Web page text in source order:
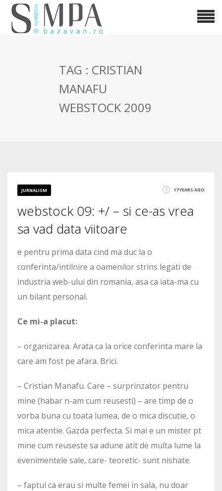
TAG : CRISTIAN
MANAFU
WEBSTOCK 2009
JURNALISM 17 YEARS AGO
webstock 09: +/ – si ce-as vrea
sa vad data viitoare
e pentru prima data cind ma duc la o
conferinta/intilnire a oamenilor strins legati de
industria web-ului din romania, asa ca iata-ma cu
un bilant personal.
Ce mi-a placut:
– organizarea. Arata ca la orice conferinta mare la
care am fost pe afara. Brici.
– Cristian Manafu. Care – surprinzator pentru
mine (habar n-am cum reusesti) – are timp de o
vorba buna cu toata lumea, de o mica discutie, o
mica atentie. Gazda perfecta. Si mai e un mister pt
mine cum reuseste sa adune atit de multa lume la
evenimentele sale, care- teoretic- sunt nishate.
– faptul ca erau si multe femei in sala, nu doar